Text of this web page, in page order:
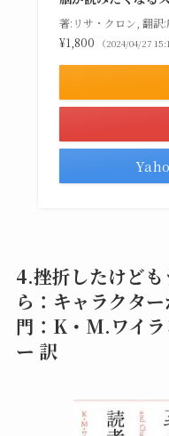
著:リサ・クロン, 翻訳
¥1,800
（2024/04/27
4.挫折したけど
ら：キャラクタ
門：K・M.ワイ
ー 訳